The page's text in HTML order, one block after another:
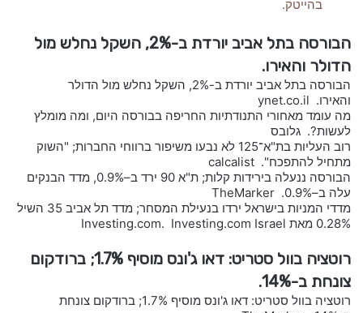
בהייטק.
הבורסה בתל אביב יורדת ב-2%, השקל נחלש מול
הדולר והאירו.
הבורסה בתל אביב יורדת ב-2%, השקל נחלש מול הדולר
והאירו. ynet.co.il
מה עומד מאחורי התנודתיות החריפה בבורסה היום, ומה מומלץ
לעשות?. גלובס
רוב העליות בת"א־125 לא נבעו משיפור ברווחי החברות; "השוק
מתחיל להתפכח". calcalist
הבורסה ננעלה בירידות קלות; ת"א 90 ירד ב–0.9%, מדד הבנקים
עלה ב–0.9%. TheMarker
מדדי המניות בישראל ירדו בנעילת המסחר; מדד תל אביב 35 השיל
0.28% מאת Investing.com. Investing.com Israel
רוטציה בוול סטריט: דאו ג'ונס מוסיף 1.7%; ברודקום
צונחת ב-14%.
רוטציה בוול סטריט: דאו ג'ונס מוסיף 1.7%; ברודקום צונחת